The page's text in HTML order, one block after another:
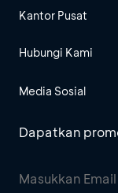
Kantor Pusat
Hubungi Kami
Media Sosial
Dapatkan